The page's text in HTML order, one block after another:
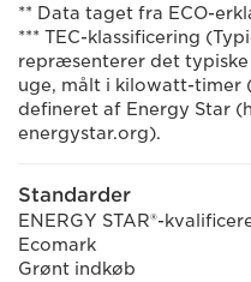
** Data taget fra ECO-
*** TEC-klassificering
repræsenterer det
uge, målt i kilowatt-timer
defineret af Energy Star
energystar.org).
Standarder
ENERGY STAR®-
Ecomark
Grønt indkøb